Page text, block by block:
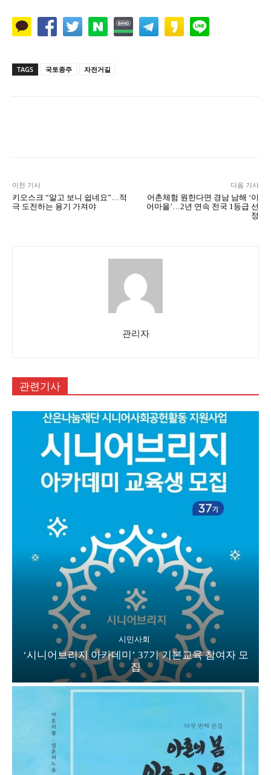
TAGS 국토종주 자전거길
이전 기사
키오스크 “알고 보니 쉽네요”…적
극 도전하는 용기 가져야
다음 기사
어촌체험 원한다면 경남 남해 ‘이
어마을’…2년 연속 전국 1등급 선
정
관리자
관련기사
시민사회
‘시니어브리지 아카데미’ 37기 기본교육 참여자 모
집